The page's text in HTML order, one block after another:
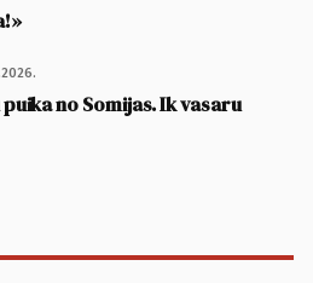
no Somijas. Ik vasaru